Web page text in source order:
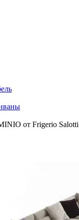
от Frigerio Salotti